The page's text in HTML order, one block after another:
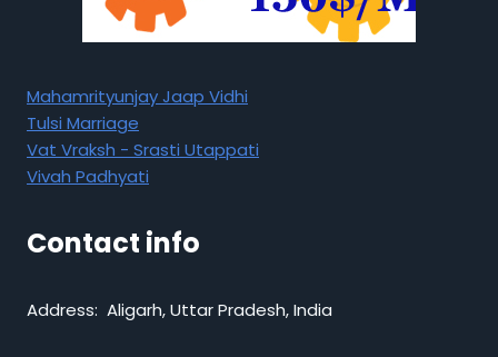
Mahamrityunjay Jaap Vidhi
Tulsi Marriage
Vat Vraksh - Srasti Utappati
Vivah Padhyati
Contact info
Address: Aligarh, Uttar Pradesh, India